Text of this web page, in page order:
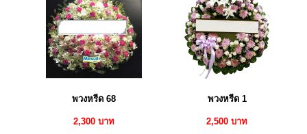
พวงหรีด 68
2,300 บาท
พวงหรีด 1
2,500 บาท